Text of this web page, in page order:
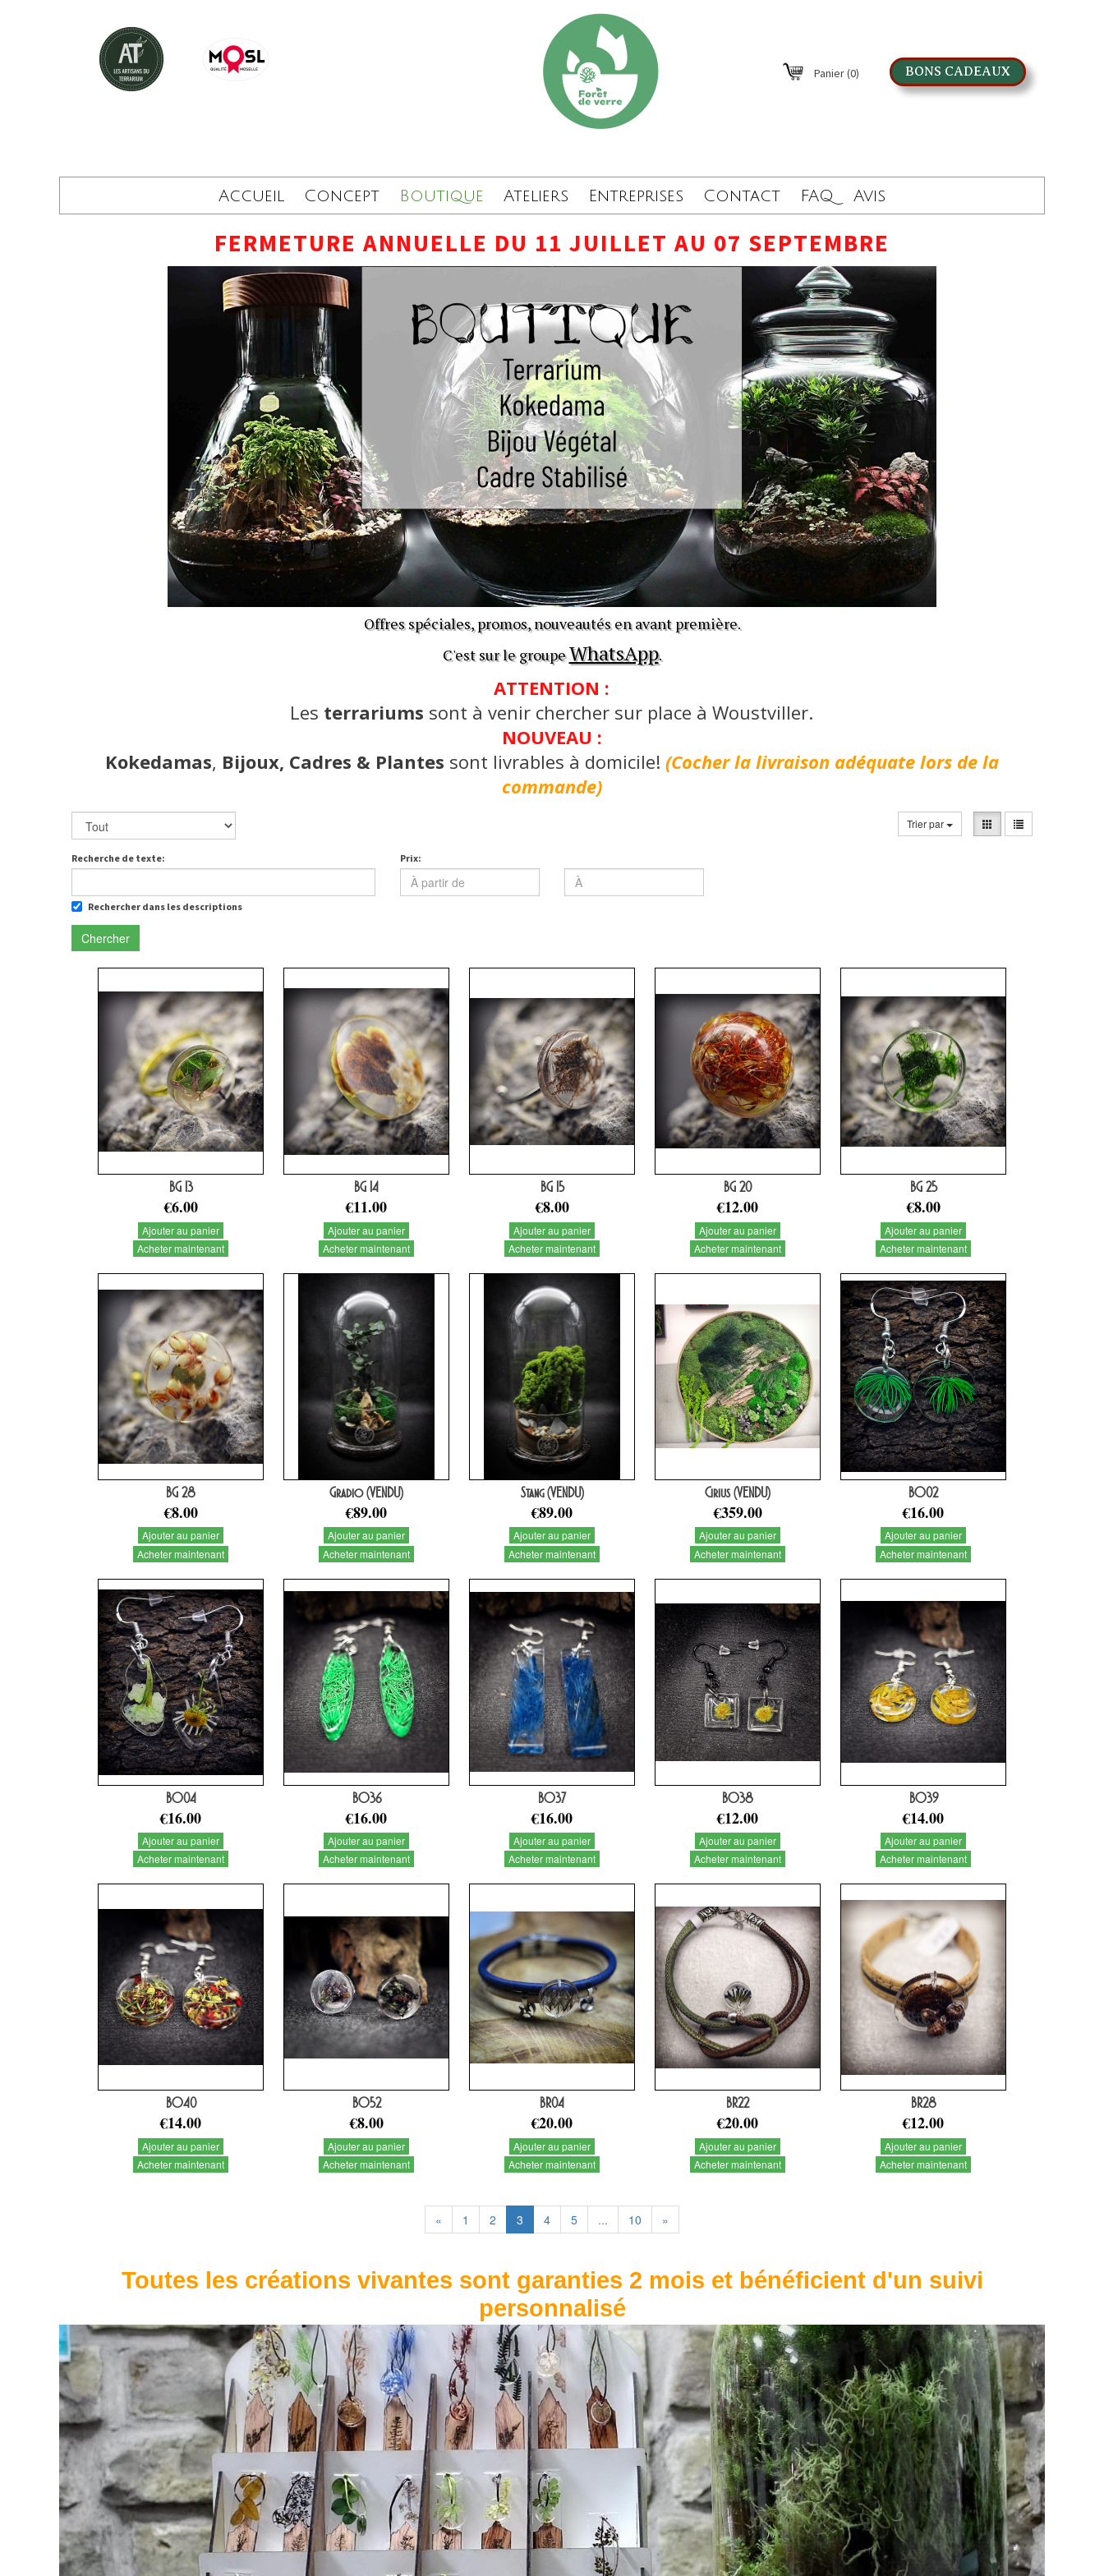
Panier(0) BONS CADEAUX
Accueil Concept Boutique Ateliers Entreprises Contact FAQ Avis
FERMETURE ANNUELLE DU 11 JUILLET AU 07 SEPTEMBRE
Offres spéciales, promos, nouveautés en avant première.
C'est sur le groupeWhatsApp.
ATTENTION :
Les terrariums sont à venir chercher sur place à Woustviller.
NOUVEAU :
Kokedamas, Bijoux, Cadres & Plantes sont livrables à domicile! (Cocher la livraison adéquate lors de la
commande)
Trier par
Recherche de texte:
Rechercher dans les descriptions
Prix:
Chercher
BG 13
€6.00
Ajouter au panier
Acheter maintenant
BG 14
€11.00
Ajouter au panier
Acheter maintenant
BG 15
€8.00
Ajouter au panier
Acheter maintenant
BG 20
€12.00
Ajouter au panier
Acheter maintenant
BG 25
€8.00
Ajouter au panier
Acheter maintenant
BG 28
€8.00
Ajouter au panier
Acheter maintenant
Gradio (VENDU)
€89.00
Ajouter au panier
Acheter maintenant
Stang (VENDU)
€89.00
Ajouter au panier
Acheter maintenant
Cirius (VENDU)
€359.00
Ajouter au panier
Acheter maintenant
BO02
€16.00
Ajouter au panier
Acheter maintenant
BO04
€16.00
Ajouter au panier
Acheter maintenant
BO36
€16.00
Ajouter au panier
Acheter maintenant
BO37
€16.00
Ajouter au panier
Acheter maintenant
BO38
€12.00
Ajouter au panier
Acheter maintenant
BO39
€14.00
Ajouter au panier
Acheter maintenant
BO40
€14.00
Ajouter au panier
Acheter maintenant
BO52
€8.00
Ajouter au panier
Acheter maintenant
BR04
€20.00
Ajouter au panier
Acheter maintenant
BR22
€20.00
Ajouter au panier
Acheter maintenant
BR28
€12.00
Ajouter au panier
Acheter maintenant
« 1 2 3 4 5 ... 10 »
Toutes les créations vivantes sont garanties 2 mois et bénéficient d'un suivi
personnalisé